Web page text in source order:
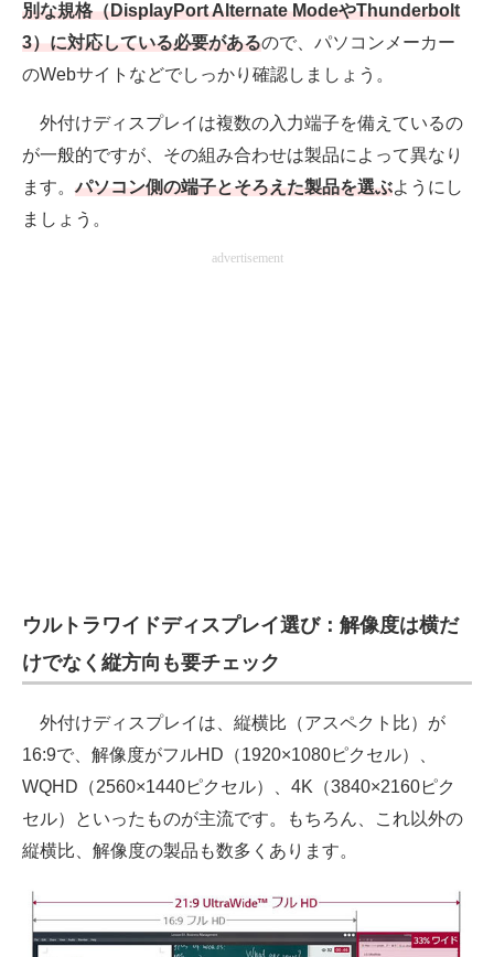
別な規格（DisplayPort Alternate ModeやThunderbolt
3）に対応している必要があるので、パソコンメーカー
のWebサイトなどでしっかり確認しましょう。
外付けディスプレイは複数の入力端子を備えているの
が一般的ですが、その組み合わせは製品によって異なり
ます。 パソコン側の端子とそろえた製品を選ぶようにし
ましょう。
advertisement
ウルトラワイドディスプレイ選び：解像度は横だ
けでなく縦方向も要チェック
外付けディスプレイは、縦横比（アスペクト比）が
16:9で、解像度がフルHD（1920×1080ピクセル）、
WQHD（2560×1440ピクセル）、4K（3840×2160ピク
セル）といったものが主流です。もちろん、これ以外の
縦横比、解像度の製品も数多くあります。